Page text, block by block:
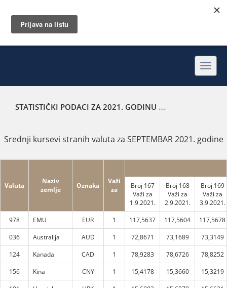
STATISTIČKI PODACI ZA 2021. GODINU
Srednji kursevi stranih valuta za SEPTEMBAR 2021. godine
Valuta
Naziv
zemlje
Oznaka
Važi
za
Broj 167
Važi za
1.9.2021.
Broj 168
Važi za
2.9.2021.
Broj 169
Važi za
3.9.2021.
978
EMU EUR 1 117,5637 117,5604
117,5678
036
Australija AUD 1 72,8671 73,1689
73,3149
124
Kanada CAD 1 78,9283 78,6726
78,8252
156
Kina CNY 1 15,4178 15,3660
15,3219